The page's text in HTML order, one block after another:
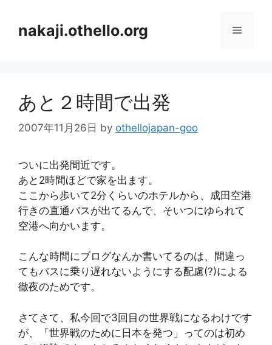
nakaji.othello.org メ
あと２時間で出発
2007年11月26日 by othellojapan-goo
ついに出発間近です。
あと2時間ほどで家を出ます。
ここから歩いて2分くらいのホテルから、成田空港
行きの直通バスが出てるんで、そいつにゆられて
空港へ向かいます。
こんな時間にブログなんか書いてるのは、間違っ
てもバスに乗り遅れないようにする配慮(?)による
徹夜のためです。
さてさて、私今回で3回目の世界戦になるわけです
が、「世界戦のために日本を発つ」ってのは初め